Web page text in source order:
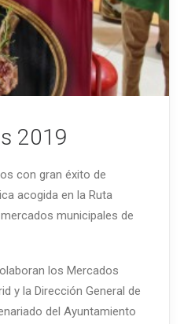
2019
con gran éxito de
acogida en la Ruta
municipales de
los Mercados
y la Dirección General de
del Ayuntamiento